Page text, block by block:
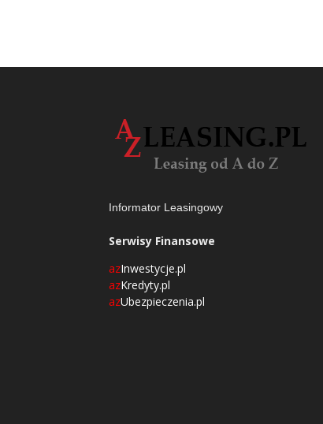
Informator Leasingowy
Serwisy Finansowe
azInwestycje.pl
azKredyty.pl
azUbezpieczenia.pl